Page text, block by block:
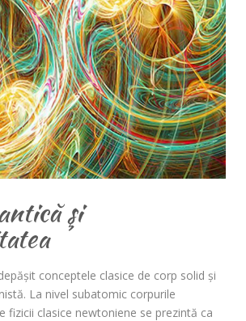
şi
conceptele clasice de corp solid şi
La nivel subatomic corpurile
fizicii clasice newtoniene se prezintă ca